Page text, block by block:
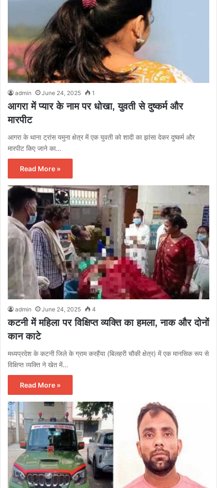
admin June 24, 2025 1
आगरा में प्यार के नाम पर धोखा, युवती से दुष्कर्म और
मारपीट
आगरा के थाना ट्रांस यमुना क्षेत्र में एक युवती को शादी का झांसा देकर दुष्कर्म और
मारपीट किए जाने का…
Read More »
admin June 24, 2025 4
कटनी में महिला पर विक्षिप्त व्यक्ति का हमला, नाक और दोनों
कान काटे
मध्यप्रदेश के कटनी जिले के ग्राम करहैंया (बिलहरी चौकी क्षेत्र) में एक मानसिक रूप से
विक्षिप्त व्यक्ति ने खेत में…
Read More »